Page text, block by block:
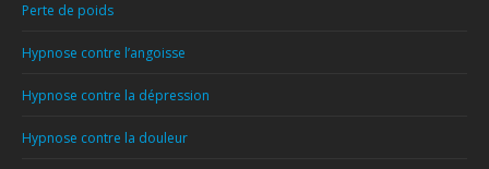
Perte de poids
Hypnose contre l’angoisse
Hypnose contre la dépression
Hypnose contre la douleur